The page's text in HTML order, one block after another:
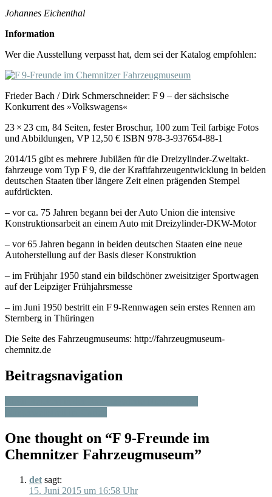
Johannes Eichenthal
Information
Wer die Ausstellung verpasst hat, dem sei der Katalog empfohlen:
Frieder Bach / Dirk Schmerschneider: F 9 – der sächsische
Konkurrent des »Volkswagens«
23 × 23 cm, 84 Seiten, fester Broschur, 100 zum Teil farbige Fotos
und Abbildungen, VP 12,50 € ISBN 978-3-937654-88-1
2014/15 gibt es mehrere Jubiläen für die Dreizylinder-Zweitakt­
fahrzeuge vom Typ F 9, die der Kraftfahrzeugentwicklung in beiden
deutschen Staaten über längere Zeit einen prägenden Stempel
aufdrückten.
– vor ca. 75 Jahren begann bei der Auto Union die intensive
Konstruktionsarbeit an einem Auto mit Dreizylinder-DKW-Motor
– vor 65 Jahren begann in beiden deutschen Staaten eine neue
Autoherstellung auf der Basis dieser Konstruktion
– im Frühjahr 1950 stand ein bildschöner zweisitziger Sportwagen
auf der Leipziger Frühjahrsmesse
– im Juni 1950 bestritt ein F 9-Rennwagen sein erstes Rennen am
Sternberg in Thüringen
Die Seite des Fahrzeugmuseums: http://fahrzeugmuseum-
chemnitz.de
Beitragsnavigation
One thought on “F 9-Freunde im
Chemnitzer Fahrzeugmuseum”
det sagt:
15. Juni 2015 um 16:58 Uhr